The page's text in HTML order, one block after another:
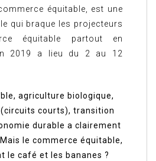
équitable, est une
qui braque les projecteurs
équitable partout en
2019 a lieu du 2 au 12
agriculture biologique,
courts), transition
durable a clairement
le commerce équitable,
le café et les bananes ?